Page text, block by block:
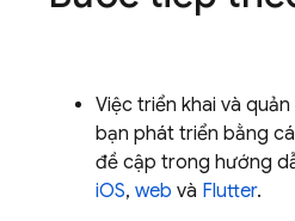
Việc triển khai và
bạn phát triển bằng
đề cập trong hướng
iOS, web và Flutter.